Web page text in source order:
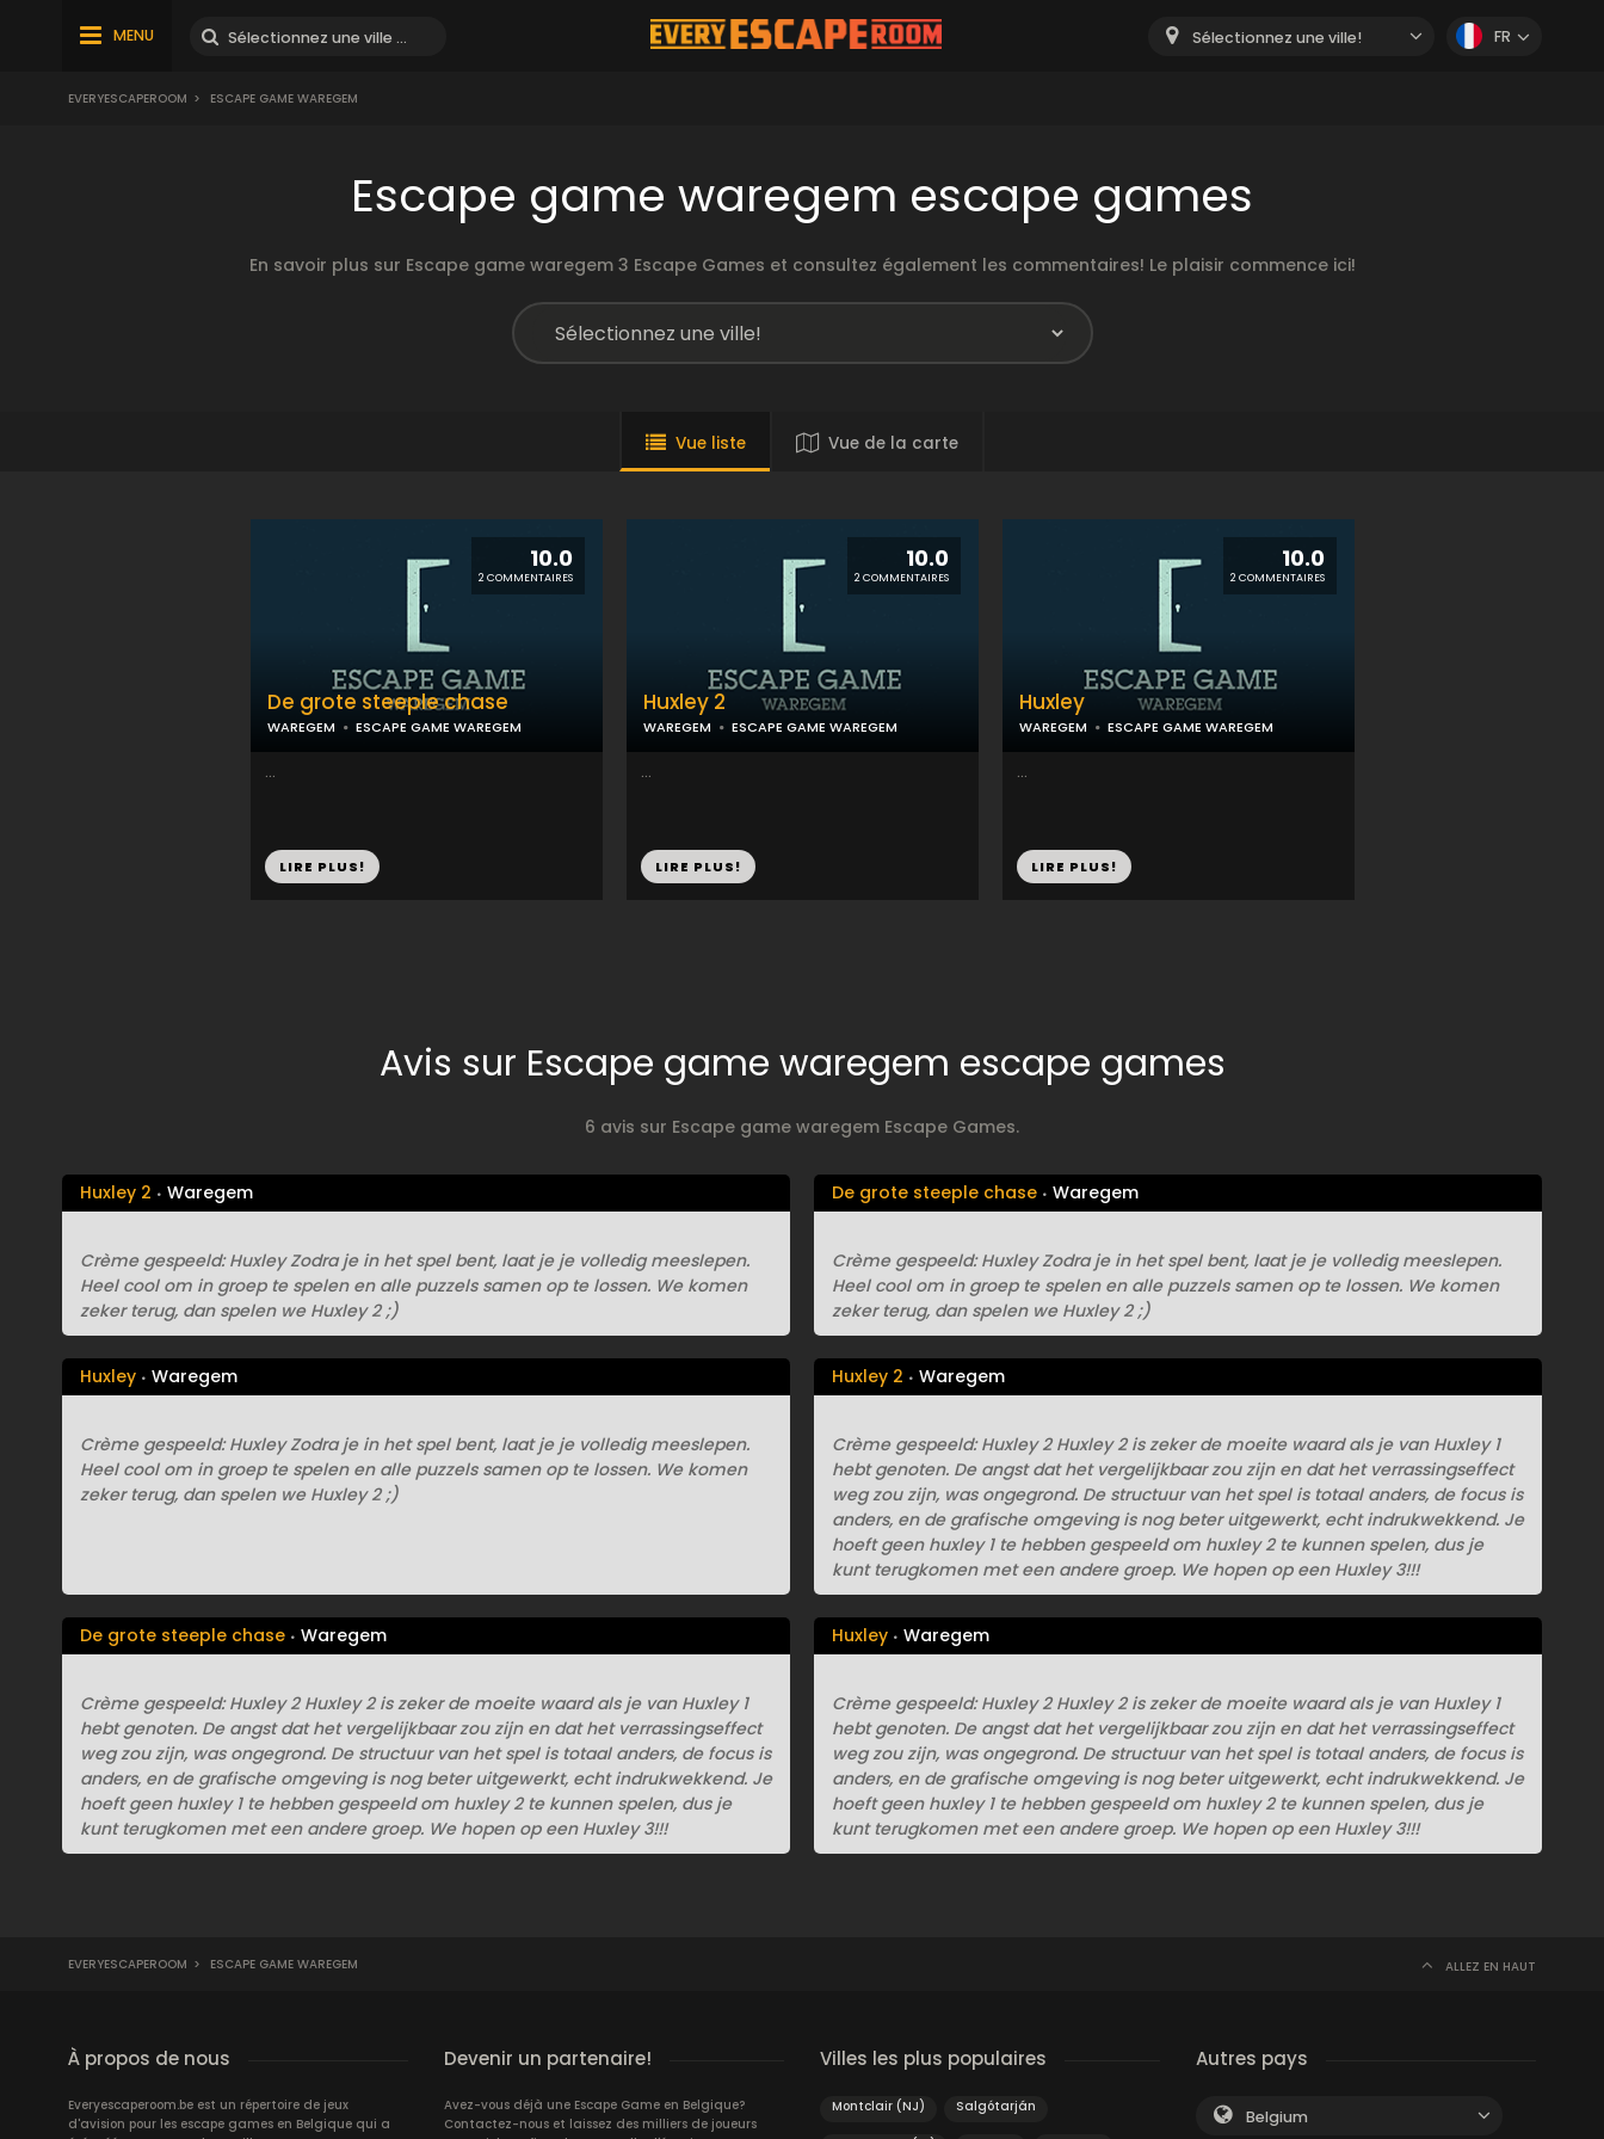
MENU Sélectionnez une ville! FR
EVERYESCAPEROOM > ESCAPE GAME WAREGEM
Escape game waregem escape games
En savoir plus sur Escape game waregem 3 Escape Games et consultez également les commentaires! Le plaisir commence ici!
Vue liste Vue de la carte
10.0
2 COMMENTAIRES
De grote steeple chase
WAREGEM ESCAPE GAME WAREGEM
...
LIRE PLUS!
10.0
2 COMMENTAIRES
Huxley 2
WAREGEM ESCAPE GAME WAREGEM
...
LIRE PLUS!
10.0
2 COMMENTAIRES
Huxley
WAREGEM ESCAPE GAME WAREGEM
...
LIRE PLUS!
Avis sur Escape game waregem escape games
6 avis sur Escape game waregem Escape Games.
Huxley 2 Waregem
Crème gespeeld: Huxley Zodra je in het spel bent, laat je je volledig meeslepen.
Heel cool om in groep te spelen en alle puzzels samen op te lossen. We komen
zeker terug, dan spelen we Huxley 2 ;)
Huxley 2 Waregem
Crème gespeeld: Huxley 2 Huxley 2 is zeker de moeite waard als je van Huxley 1
hebt genoten. De angst dat het vergelijkbaar zou zijn en dat het verrassingseffect
weg zou zijn, was ongegrond. De structuur van het spel is totaal anders, de focus is
anders, en de grafische omgeving is nog beter uitgewerkt, echt indrukwekkend. Je
hoeft geen huxley 1 te hebben gespeeld om huxley 2 te kunnen spelen, dus je
kunt terugkomen met een andere groep. We hopen op een Huxley 3!!!
De grote steeple chase Waregem
Crème gespeeld: Huxley Zodra je in het spel bent, laat je je volledig meeslepen.
Heel cool om in groep te spelen en alle puzzels samen op te lossen. We komen
zeker terug, dan spelen we Huxley 2 ;)
De grote steeple chase Waregem
Crème gespeeld: Huxley 2 Huxley 2 is zeker de moeite waard als je van Huxley 1
hebt genoten. De angst dat het vergelijkbaar zou zijn en dat het verrassingseffect
weg zou zijn, was ongegrond. De structuur van het spel is totaal anders, de focus is
anders, en de grafische omgeving is nog beter uitgewerkt, echt indrukwekkend. Je
hoeft geen huxley 1 te hebben gespeeld om huxley 2 te kunnen spelen, dus je
kunt terugkomen met een andere groep. We hopen op een Huxley 3!!!
Huxley Waregem
Crème gespeeld: Huxley Zodra je in het spel bent, laat je je volledig meeslepen.
Heel cool om in groep te spelen en alle puzzels samen op te lossen. We komen
zeker terug, dan spelen we Huxley 2 ;)
Huxley Waregem
Crème gespeeld: Huxley 2 Huxley 2 is zeker de moeite waard als je van Huxley 1
hebt genoten. De angst dat het vergelijkbaar zou zijn en dat het verrassingseffect
weg zou zijn, was ongegrond. De structuur van het spel is totaal anders, de focus is
anders, en de grafische omgeving is nog beter uitgewerkt, echt indrukwekkend. Je
hoeft geen huxley 1 te hebben gespeeld om huxley 2 te kunnen spelen, dus je
kunt terugkomen met een andere groep. We hopen op een Huxley 3!!!
EVERYESCAPEROOM > ESCAPE GAME WAREGEM ALLEZ EN HAUT
À propos de nous
Everyescaperoom.be est un répertoire de jeux
d'avision pour les escape games en Belgique qui a
Devenir un partenaire!
Avez-vous déjà une Escape Game en Belgique?
Contactez-nous et laissez des milliers de joueurs
Villes les plus populaires
Montclair (NJ) Salgótarján
Autres pays
Belgium